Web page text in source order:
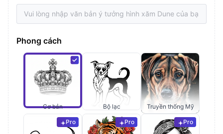
Phong cách
Cơ bản Bộ lạc Truyền thống Mỹ
Pro Pro Pro